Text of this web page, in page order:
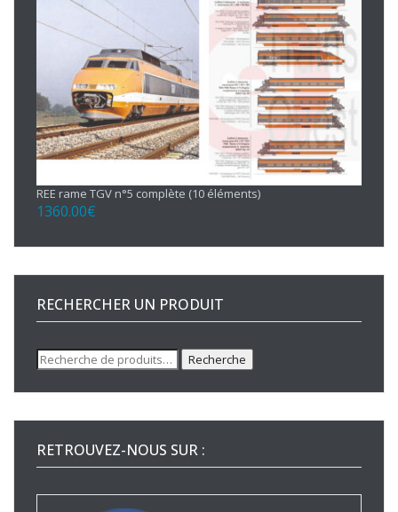
REE rame TGV n°5 complète (10 éléments)
1360.00€
RECHERCHER UN PRODUIT
Recherche
pour :
Recherche
RETROUVEZ-NOUS SUR :